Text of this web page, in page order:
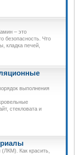
– это
безопасность. Что
кладка печей,
выполнения
стекловата и
Как красить,